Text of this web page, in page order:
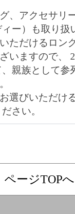
、アクセサリ
ー）も取り扱
ただけるロン
いますので、
親族として
選びいただけ
さい。
ページTOPへ